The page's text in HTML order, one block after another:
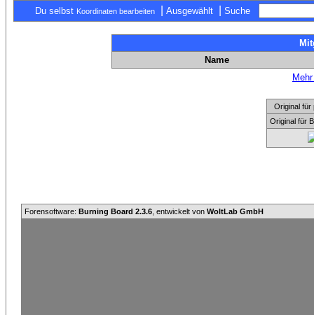
Du selbst Koordinaten bearbeiten Ausgewählt Suche
Name
Original für
Original für
Forensoftware: Burning Board 2.3.6 , entwickelt von WoltLab GmbH